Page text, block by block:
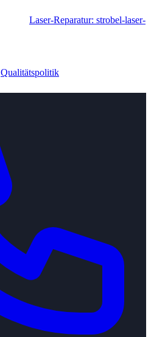
Laser-Reparatur: strobel-laser-
Qualitätspolitik